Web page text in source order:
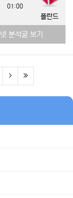
01:00
폴란드
분석글 보기
(next)(last)